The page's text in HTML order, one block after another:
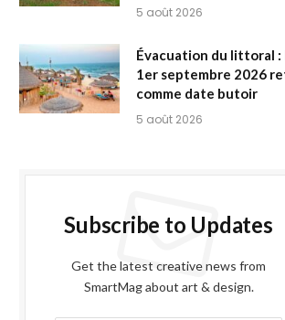
5 août 2026
Évacuation du littoral :
1er septembre 2026
comme date butoir
5 août 2026
Subscribe to Updates
Get the latest creative news from
SmartMag about art & design.